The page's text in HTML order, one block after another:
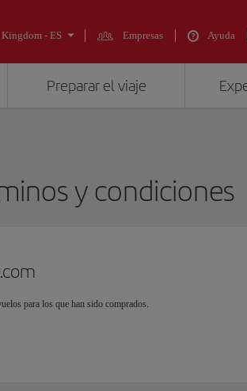
- ES Empresas Ayuda
Preparar el viaje
y condiciones
para los que han sido comprados.